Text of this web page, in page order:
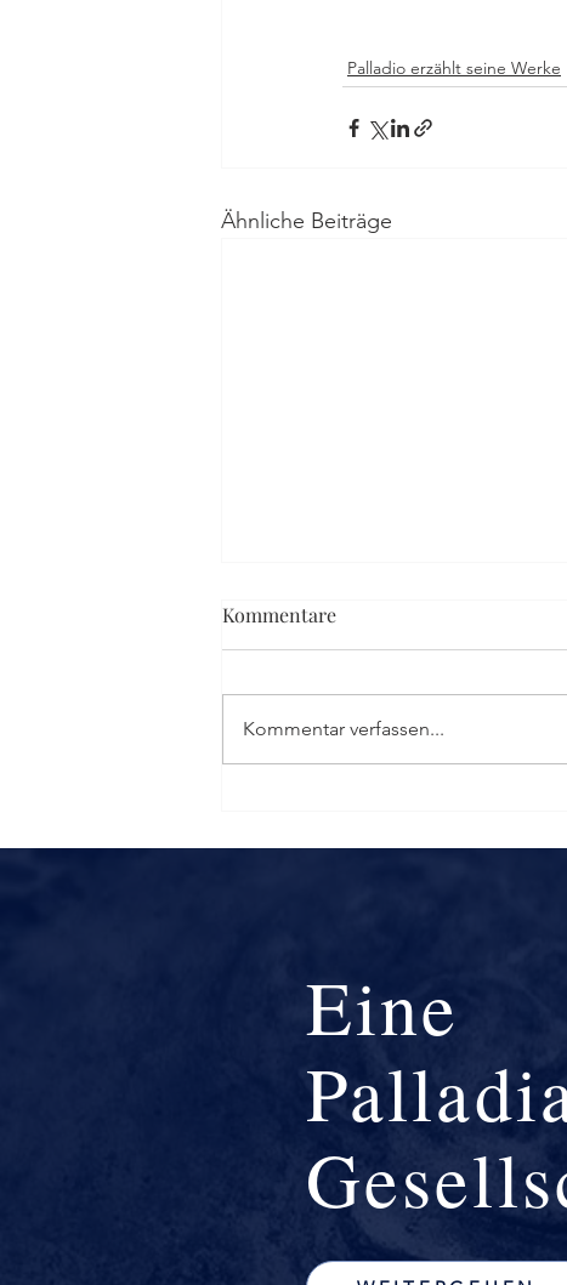
Palladio erzählt seine Werke
Ähnliche Beiträge
Villa La Rotonda
Kommentare
Kommentar verfassen...
Eine